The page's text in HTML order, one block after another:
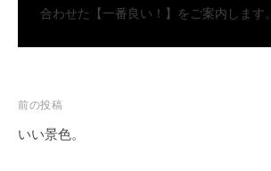
合わせた【一番良い！】をご案内します。
投
稿
前の投稿
いい景色。